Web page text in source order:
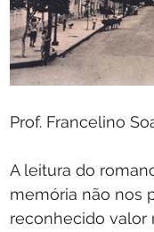
A leitura do
memória não nos
reconhecido valor